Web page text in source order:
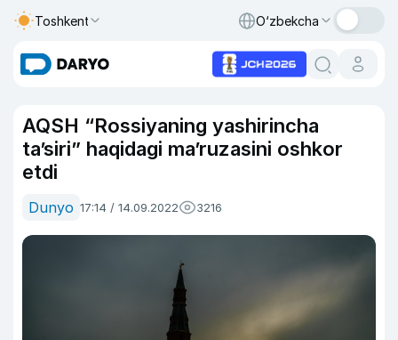
Toshkent O‘zbekcha
AQSH “Rossiyaning yashirincha
ta’siri” haqidagi ma’ruzasini oshkor
etdi
Dunyo 17:14 / 14.09.2022 3216